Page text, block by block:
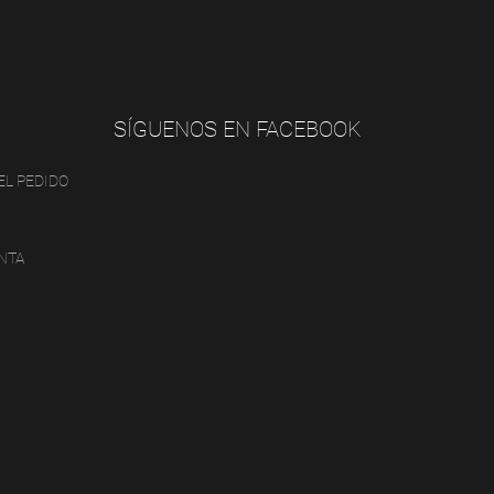
PEDIDO
SÍGUENOS EN FACEBOOK